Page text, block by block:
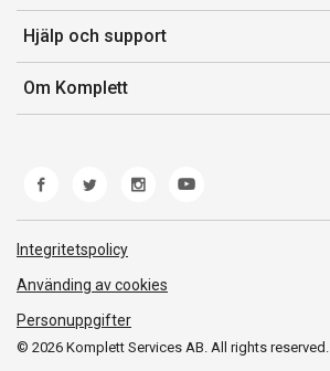
Orderhistorik
Presentkort
Komplett Club
Försäljningsvillkor
Medlemsvillkor for Komplett Club
Lediga tjänster
Hjälp och support
Kontakta oss
Kundservice
Produkthjälp och retur
Felsökning och guider
Frakt och leverans
Om Komplett
© 2026 Komplett Services AB. All rights reserved.
Integritetspolicy
Använding av cookies
Personuppgifter